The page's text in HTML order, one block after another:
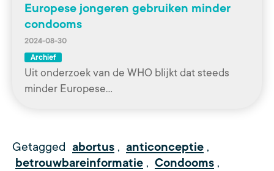
Europese jongeren gebruiken minder
condooms
2024-08-30
Archief
Uit onderzoek van de WHO blijkt dat steeds
minder Europese…
Getagged abortus , anticonceptie ,
betrouwbareinformatie , Condooms ,